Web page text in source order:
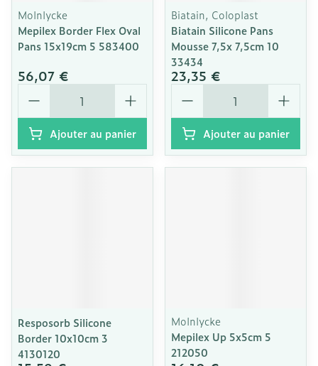
Molnlycke
Mepilex Border Flex Oval
Pans 15x19cm 5 583400
56,07 €
Quantité
Ajouter au panier
Biatain, Coloplast
Biatain Silicone Pans
Mousse 7,5x 7,5cm 10
33434
23,35 €
Quantité
Ajouter au panier
Resposorb Silicone
Border 10x10cm 3
4130120
Molnlycke
Mepilex Up 5x5cm 5
212050